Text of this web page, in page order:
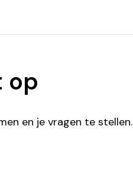
op
en je vragen te stellen.